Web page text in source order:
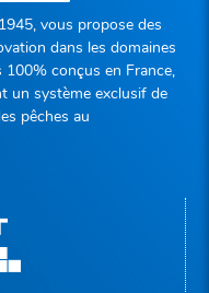
vous propose des
dans les domaines
100% conçus en France,
un système exclusif de
pêches au